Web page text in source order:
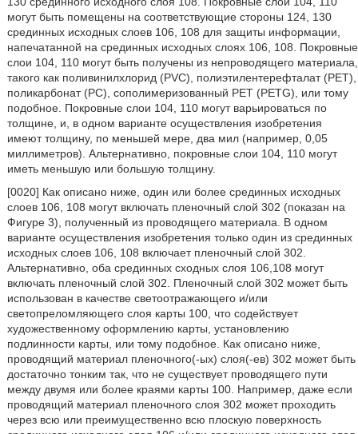
могут быть помещены на соответствующие стороны 124, 130
срединных исходных слоев 106, 108 для защиты информации,
напечатанной на срединных исходных слоях 106, 108. Покровные
слои 104, 110 могут быть получены из непроводящего материала,
такого как поливинилхлорид (PVC), полиэтилентерефталат (PET),
поликарбонат (PC), сополимеризованный PET (PETG), или тому
подобное. Покровные слои 104, 110 могут варьироваться по
толщине, и, в одном варианте осуществления изобретения
имеют толщину, по меньшей мере, два мил (например, 0,05
миллиметров). Альтернативно, покровные слои 104, 110 могут
иметь меньшую или большую толщину.
[0020] Как описано ниже, один или более срединных исходных
слоев 106, 108 могут включать пленочный слой 302 (показан на
Фигуре 3), полученный из проводящего материала. В одном
варианте осуществления изобретения только один из срединных
исходных слоев 106, 108 включает пленочный слой 302.
Альтернативно, оба срединных сходных слоя 106,108 могут
включать пленочный слой 302. Пленочный слой 302 может быть
использован в качестве светоотражающего и/или
светопреломляющего слоя карты 100, что содействует
художественному оформлению карты, установлению
подлинности карты, или тому подобное. Как описано ниже,
проводящий материал пленочного(-ых) слоя(-ев) 302 может быть
достаточно тонким так, что не существует проводящего пути
между двумя или более краями карты 100. Например, даже если
проводящий материал пленочного слоя 302 может проходить
через всю или преимущественно всю плоскую поверхность